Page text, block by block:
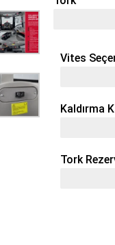
Vites
Kaldırma
Tork